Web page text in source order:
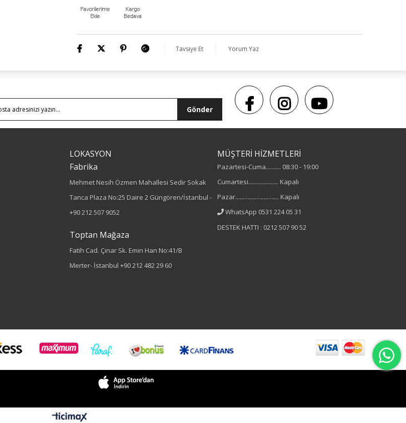
Haki
Tavsiye Et Yorum Yaz
Gönder
LOKASYON
Fabrika
Mehmet Nesih Özmen Mahallesi Sedir Sokak
Tanca Plaza No:25 Daire 2 Güngören/İstanbul -
+90 212 507 9052
Toptan Mağaza
Fatih Cad. Çınar Sk. Emin Han No:41/B
Merter- İstanbul +90 212 482 29 60
MÜŞTERİ HİZMETLERİ
Pazartesi-Cuma.......... 08:30 - 19:00
Cumartesi.................... Kapalı
Pazar............................. Kapalı
WhatsApp 0531 224 05 31
DESTEK HATTI : 0212 507 90 52